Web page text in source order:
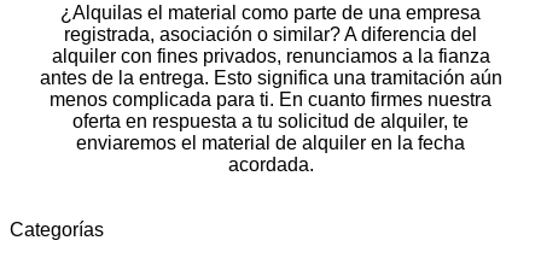
¿Alquilas el material como parte de una empresa
registrada, asociación o similar? A diferencia del
alquiler con fines privados, renunciamos a la fianza
antes de la entrega. Esto significa una tramitación aún
menos complicada para ti. En cuanto firmes nuestra
oferta en respuesta a tu solicitud de alquiler, te
enviaremos el material de alquiler en la fecha
acordada.
Categorías